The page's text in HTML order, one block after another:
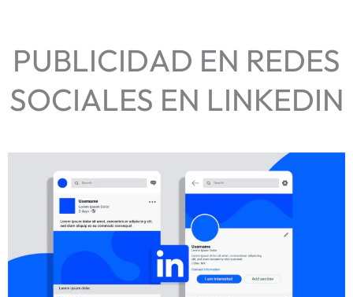
PUBLICIDAD EN REDES
SOCIALES EN LINKEDIN